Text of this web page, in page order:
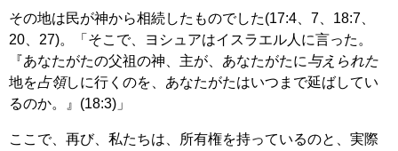
その地は民が神から相続したものでした(17:4、7、18:7、
20、27)。「そこで、ヨシュアはイスラエル人に言った。
『あなたがたの父祖の神、主が、あなたがたに与えられた
地を占領しに行くのを、あなたがたはいつまで延ばしてい
るのか。』(18:3)」
ここで、再び、私たちは、所有権を持っているのと、実際